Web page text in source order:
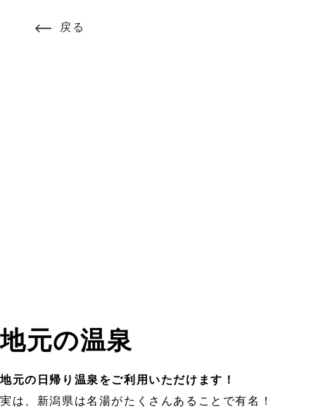
地元の温泉
地元の日帰り温泉をご利用いただけます！
実は、新潟県は名湯がたくさんあることで有名！